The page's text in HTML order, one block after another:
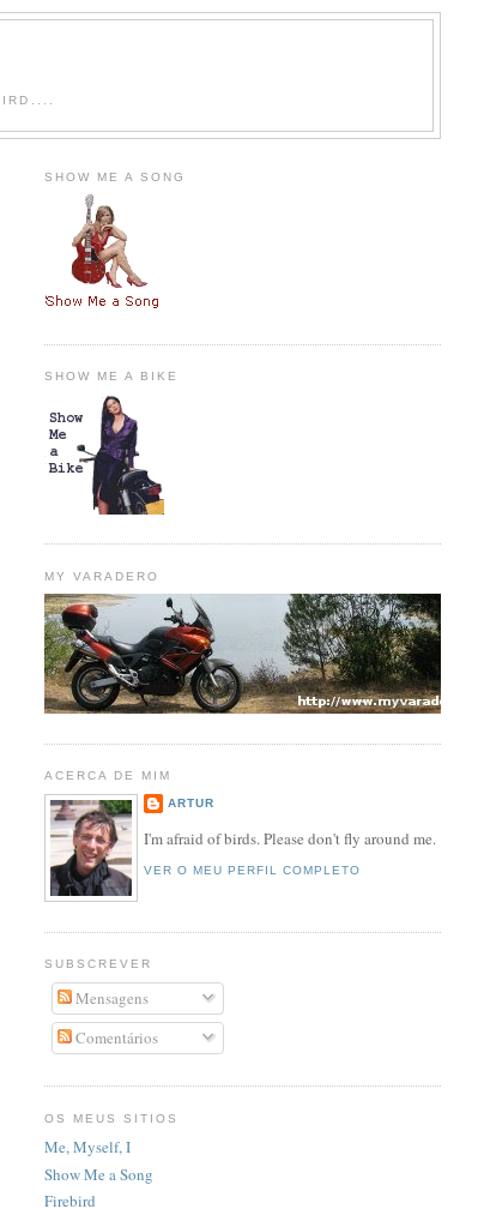
SHOW ME A SONG
SHOW ME A BIKE
MY VARADERO
ACERCA DE MIM
ARTUR
I'm afraid of birds. Please don't fly around me.
VER O MEU PERFIL COMPLETO
SUBSCREVER
Mensagens
Comentários
OS MEUS SITIOS
Me, Myself, I
Show Me a Song
Firebird